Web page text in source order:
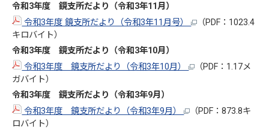
令和3年度 鏡支所だより（令和3年11月）
令和3年度 鏡支所だより（令和3年11月号）
（PDF：1023.4
キロバイト）
令和3年度 鏡支所だより（令和3年10月 ）
令和3年度 鏡支所だより（令和3年10月）
（PDF：1.17メ
ガバイト）
令和3年度 鏡支所だより（令和3年9月 ）
令和3年度 鏡支所だより（令和3年9月）
（PDF：873.8キ
ロバイト）